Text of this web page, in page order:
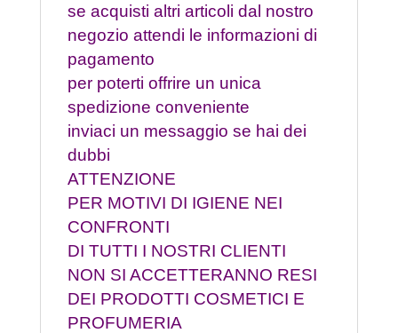
se acquisti altri articoli dal nostro
negozio attendi le informazioni di
pagamento
per poterti offrire un unica
spedizione conveniente
inviaci un messaggio se hai dei
dubbi
ATTENZIONE
PER MOTIVI DI IGIENE NEI
CONFRONTI
DI TUTTI I NOSTRI CLIENTI
NON SI ACCETTERANNO RESI
DEI PRODOTTI COSMETICI E
PROFUMERIA